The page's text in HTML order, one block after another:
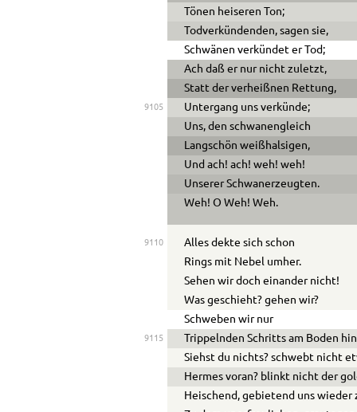
Tönen heiseren Ton;
Todverkündenden, sagen sie,
Schwänen verkündet er Tod;
Ach daß er nur nicht zuletzt,
Statt der verheißnen Rettung,
9105
Untergang uns verkünde;
Uns, den schwanengleich
Langschön weißhalsigen,
Und ach! ach! weh! weh!
Unserer Schwanerzeugten.
Weh! O Weh! Weh.
9110
Alles dekte sich schon
Rings mit Nebel umher.
Sehen wir doch einander nicht!
Was geschieht? gehen wir?
Schweben wir nur
9115
Trippelnden Schritts am Boden
Siehst du nichts? schwebt nicht
Hermes voran? blinkt nicht der
Heischend, gebietend uns wieder